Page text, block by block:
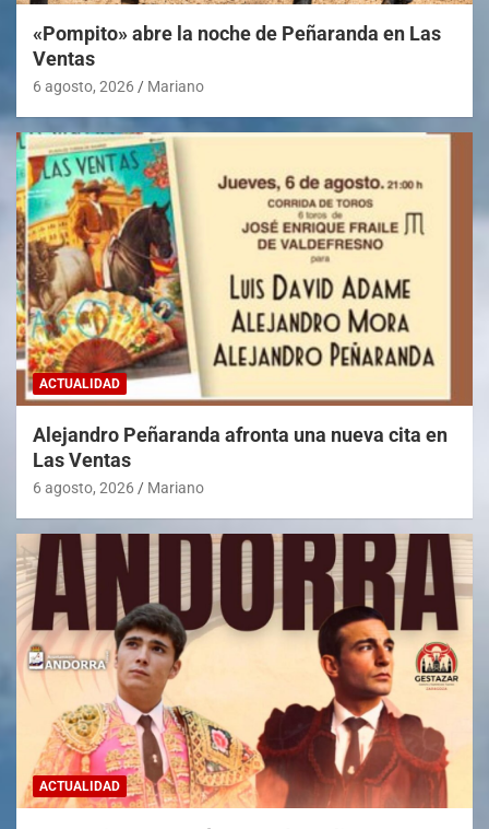
«Pompito» abre la noche de Peñaranda en Las
Ventas
6 agosto, 2026 Mariano
ACTUALIDAD
Alejandro Peñaranda afronta una nueva cita en
Las Ventas
6 agosto, 2026 Mariano
ACTUALIDAD